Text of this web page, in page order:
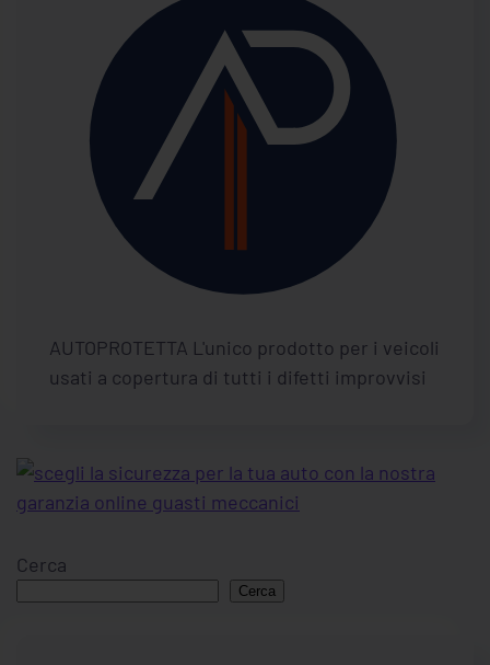
AUTOPROTETTA L'unico prodotto per i veicoli
usati a copertura di tutti i difetti improvvisi
Cerca
Cerca